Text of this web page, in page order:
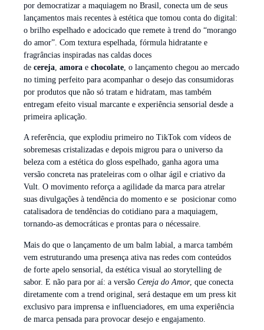
por democratizar a maquiagem no Brasil, conecta um de seus
lançamentos mais recentes à estética que tomou conta do digital:
o brilho espelhado e adocicado que remete à trend do “morango
do amor”. Com textura espelhada, fórmula hidratante e
fragrâncias inspiradas nas caldas doces
de cereja amora e chocolate , o lançamento chegou ao mercado
no timing perfeito para acompanhar o desejo das consumidoras
por produtos que não só tratam e hidratam, mas também
entregam efeito visual marcante e experiência sensorial desde a
primeira aplicação.
A referência, que explodiu primeiro no TikTok com vídeos de
sobremesas cristalizadas e depois migrou para o universo da
beleza com a estética do gloss espelhado, ganha agora uma
versão concreta nas prateleiras com o olhar ágil e criativo da
Vult. O movimento reforça a agilidade da marca para atrelar
suas divulgações à tendência do momento e se posicionar como
catalisadora de tendências do cotidiano para a maquiagem,
tornando-as democráticas e prontas para o nécessaire.
Mais do que o lançamento de um balm labial, a marca também
vem estruturando uma presença ativa nas redes com conteúdos
de forte apelo sensorial, da estética visual ao storytelling de
sabor. E não para por aí: a versão Cereja do Amor, que conecta
diretamente com a trend original, será destaque em um press kit
exclusivo para imprensa e influenciadores, em uma experiência
de marca pensada para provocar desejo e engajamento.